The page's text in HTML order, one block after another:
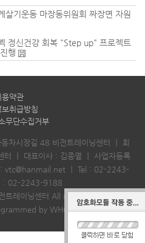
살기운동 마장동위원회 짜장면 자원
정신건강 회복 "Step up" 프로젝트
행
용약관
보취급방침
무단수집거부
차시장길 48 비전트레이닝센터
회
터
대표이사 : 김종열
사업자등록
vtc@hanmail.net Tel : 02-2243-
: 02-2243-9188
레이닝센터 All rights reserved.
by WHOIS